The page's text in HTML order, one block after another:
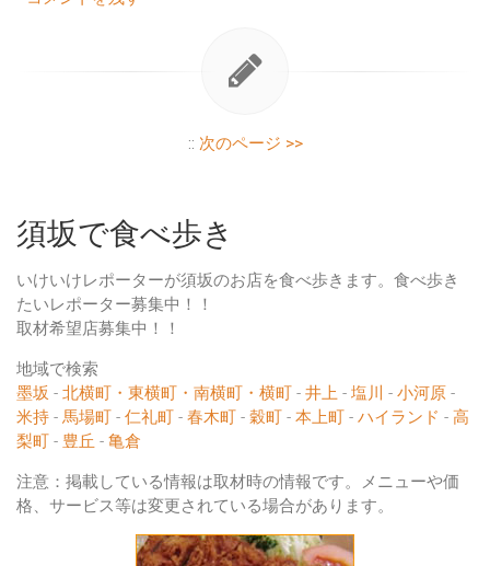
:: 次のページ >>
須坂で食べ歩き
いけいけレポーターが須坂のお店を食べ歩きます。食べ歩き
たいレポーター募集中！！
取材希望店募集中！！
地域で検索
墨坂 - 北横町・東横町・南横町・横町 - 井上 - 塩川 - 小河原 -
米持 - 馬場町 - 仁礼町 - 春木町 - 穀町 - 本上町 - ハイランド - 高
梨町 - 豊丘 - 亀倉
注意：掲載している情報は取材時の情報です。メニューや価
格、サービス等は変更されている場合があります。